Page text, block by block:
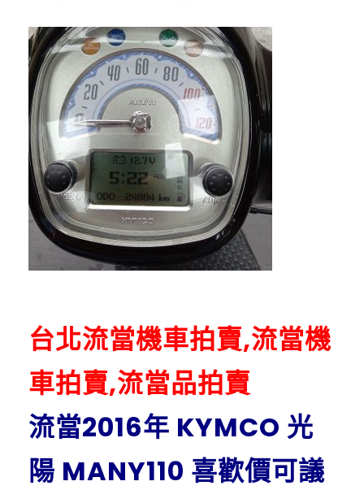
台北流當機車拍賣,流當機
車拍賣,流當品拍賣
流當2016年 KYMCO 光
陽 MANY110 喜歡價可議